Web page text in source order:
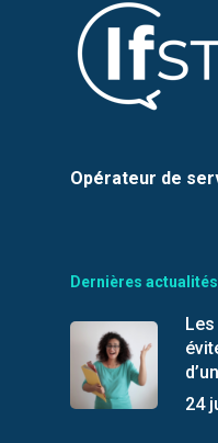
Opérateur de
Dernières actualités
24